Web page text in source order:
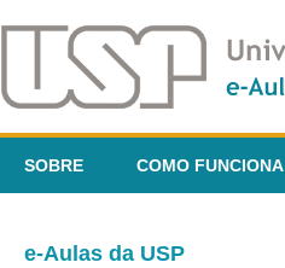
SOBRE COMO FUNCIONA
e-Aulas da USP